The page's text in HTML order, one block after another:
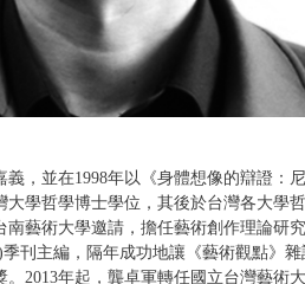
，並在1998年以《身體想像的辯證：尼
大學哲學博士學位，其後於台灣各大學
南藝術大學邀請，擔任藝術創作理論研
刊主編，隔年成功地讓《藝術觀點》雜
2013年起，龔卓軍轉任國立台灣藝術